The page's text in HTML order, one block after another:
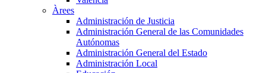
Àrees
Administración de Justicia
Administración General de las Comunidades
Autónomas
Administración General del Estado
Administración Local